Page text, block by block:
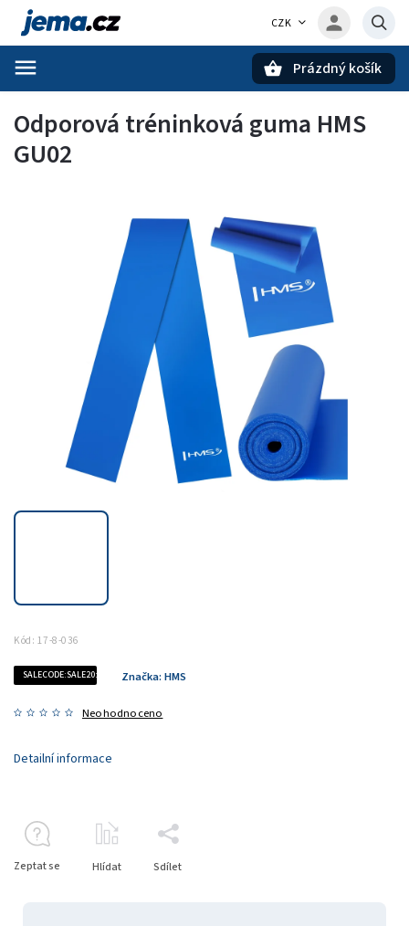
CZK
Prázdný košík
Odporová tréninková guma HMS
GU02
Kód: 17-8-036
SALECODE:SALE20:20:%
Neohodnoceno
Značka: HMS
Detailní informace
Zeptat se Hlídat Sdílet